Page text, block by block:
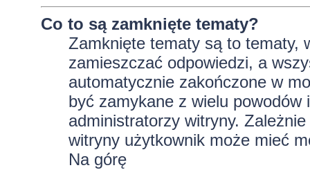
Co to są zamknięte tematy?
Zamknięte tematy są to tematy,
zamieszczać odpowiedzi, a
automatycznie zakończone w
być zamykane z wielu
administratorzy witryny.
witryny użytkownik może mieć
Na górę